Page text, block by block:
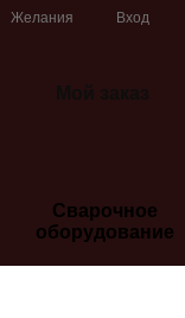
Желания Вход
Мой заказ
Сварочное
оборудование